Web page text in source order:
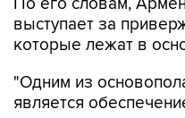
которые лежат в
"Одним из
товаров, услуг,
сожалению, на